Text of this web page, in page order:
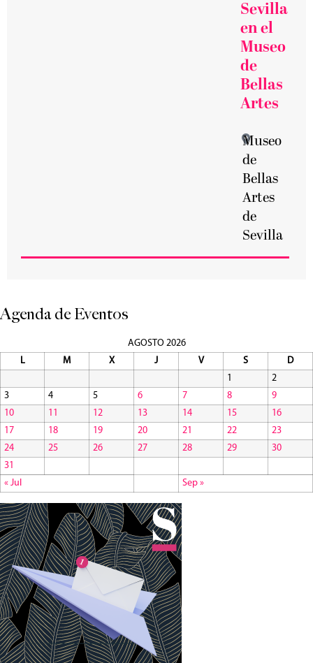
Sevilla
en el
Museo
de
Bellas
Artes
Museo
de
Bellas
Artes
de
Sevilla
Agenda de Eventos
AGOSTO 2026
L
M X J V S
D
1
2
3
4 5 6 7 8
9
10
11 12 13 14 15
16
17
18 19 20 21 22
23
24
25 26 27 28 29
30
31
« Jul
Sep »